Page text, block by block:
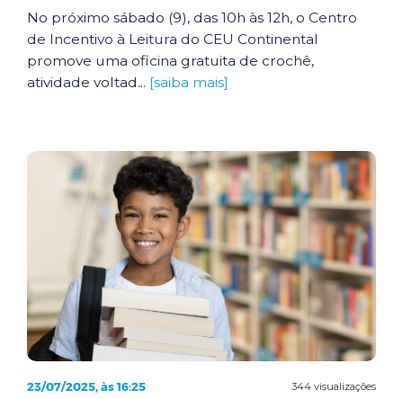
No próximo sábado (9), das 10h às 12h, o Centro
de Incentivo à Leitura do CEU Continental
promove uma oficina gratuita de crochê,
atividade voltad... [saiba mais]
344 visualizações
23/07/2025, às 16:25